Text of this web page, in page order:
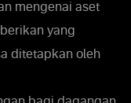
mengenai aset
yang
ditetapkan oleh